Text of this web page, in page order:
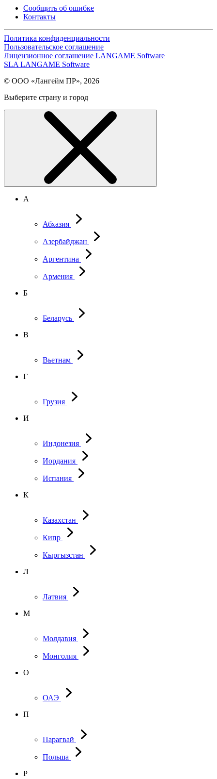
Сообщить об ошибке
Контакты
Политика конфиденциальности
Пользовательское соглашение
Лицензионное соглашение LANGAME Software
SLA LANGAME Software
© ООО «Лангейм ПР», 2026
Выберите страну и город
А
Абхазия
Азербайджан
Аргентина
Армения
Б
Беларусь
В
Вьетнам
Г
Грузия
И
Индонезия
Иордания
Испания
К
Казахстан
Кипр
Кыргызстан
Л
Латвия
М
Молдавия
Монголия
О
ОАЭ
П
Парагвай
Польша
Р